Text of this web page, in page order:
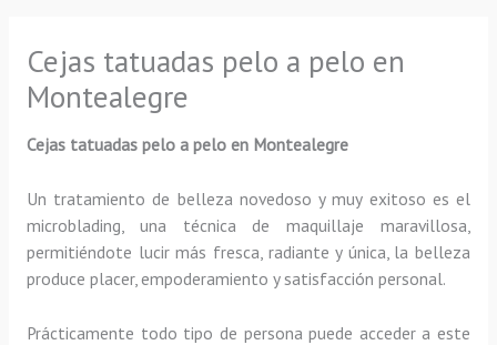
Cejas tatuadas pelo a pelo en
Montealegre
Cejas tatuadas pelo a pelo en Montealegre
Un tratamiento de belleza novedoso y muy exitoso es el
microblading, una técnica de maquillaje maravillosa,
permitiéndote lucir más fresca, radiante y única, la belleza
produce placer, empoderamiento y satisfacción personal.
Prácticamente todo tipo de persona puede acceder a este